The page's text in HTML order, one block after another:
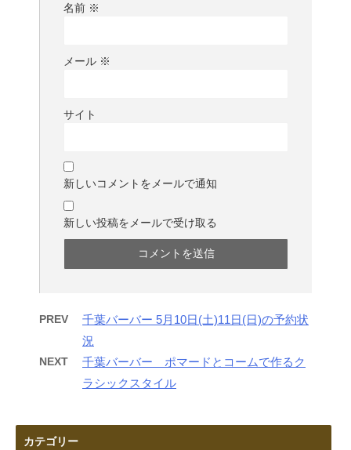
名前 ※
メール ※
サイト
新しいコメントをメールで通知
新しい投稿をメールで受け取る
PREV
千葉バーバー 5月10日(土)11日(日)の予約状
況
NEXT
千葉バーバー ポマードとコームで作るク
ラシックスタイル
カテゴリー